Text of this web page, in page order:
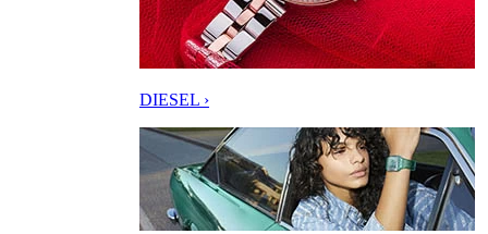
DIESEL ›